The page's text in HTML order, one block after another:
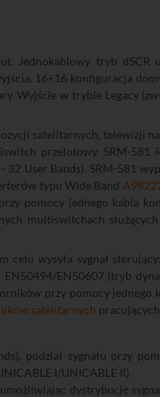
Jednokablowy tryb dSCR
16+16 konfiguracja
Wyjście w trybie Legacy
satelitarnych, telewizji
przelotowy SRM-581
User Bands). SRM-581
typu Wide Band
pomocy jednego kabla
multiswitchach służących
wysyła sygnał
EN50607 (tryb
przy pomocy jednego
satelitarnych
podział sygnału przy
I/UNICABLE II).
dystrybucję